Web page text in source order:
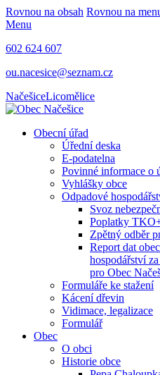
Rovnou na obsah Rovnou na
Menu
602 624 607
ou.nacesice@seznam.cz
NačešiceLicomělice
Obecní úřad
Úřední deska
E-podatelna
Povinné informace o
Vyhlášky obce
Odpadové
Svoz
Poplatky
Zpětný odběr
Report dat
hospodářství
pro Obec
Formuláře ke stažení
Kácení dřevin
Vidimace, legalizace
Formulář
Obec
O obci
Historie obce